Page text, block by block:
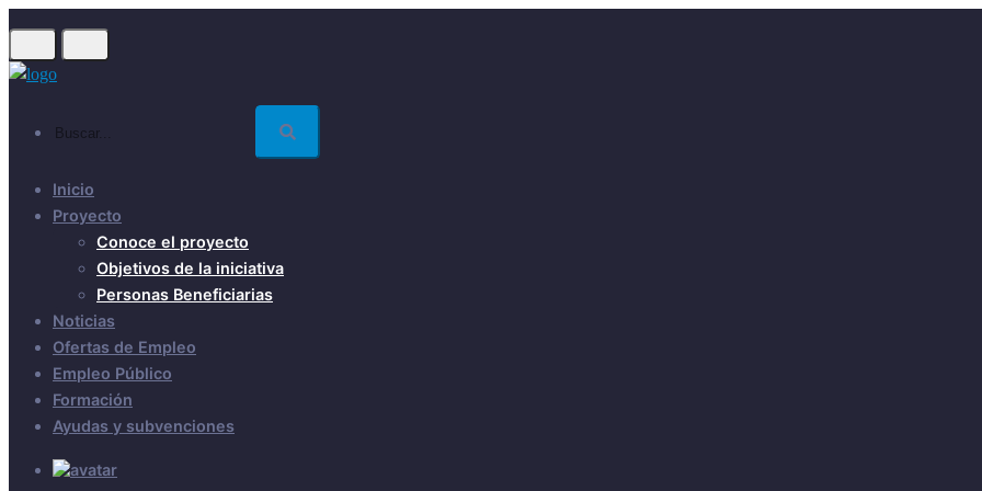
main
Inicio
Proyecto
Conoce el proyecto
Objetivos de la iniciativa
Personas Beneficiarias
Noticias
Ofertas de Empleo
Empleo Público
Formación
Ayudas y subvenciones